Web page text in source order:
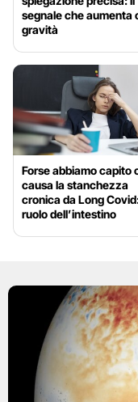
segnale che aumenta
gravità
Forse abbiamo capito
causa la stanchezza
cronica da Long
ruolo dell’intestino